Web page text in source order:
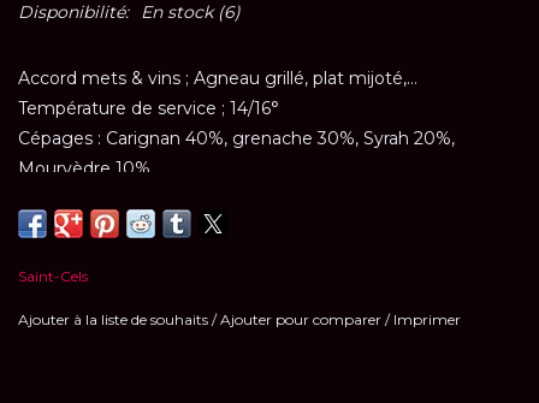
Disponibilité: En stock(6)
Accord mets & vins ; Agneau grillé, plat mijoté,...
Température de service ; 14/16°
Cépages : Carignan 40%, grenache 30%, Syrah 20%,
Mourvèdre 10%
Saint-Cels
Ajouter à la liste de souhaits /Ajouter pour comparer / Imprimer